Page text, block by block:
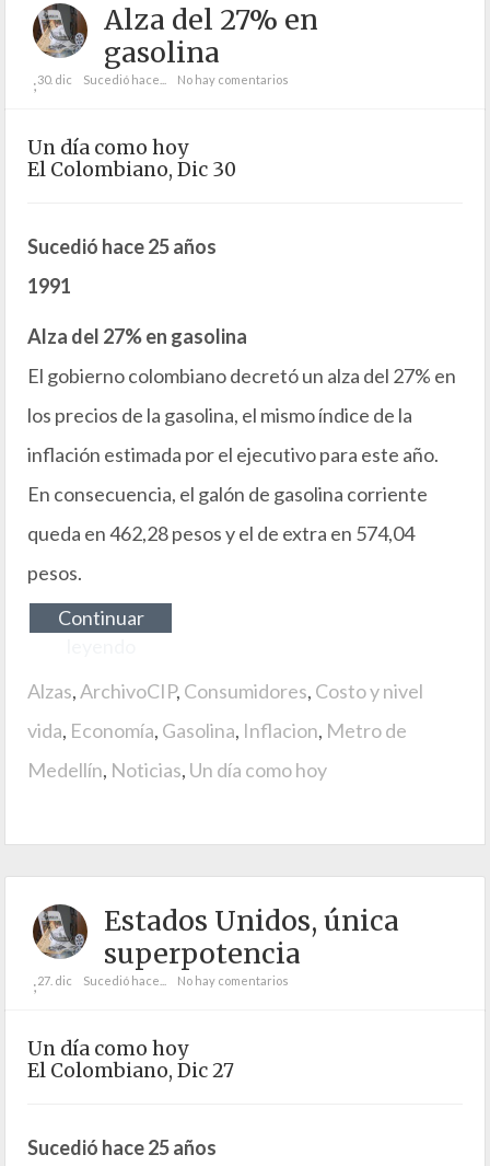
Alza del 27% en
gasolina
;30. dic Sucedió hace... No hay comentarios
Un día como hoy
El Colombiano, Dic 30
Sucedió hace 25 años
1991
Alza del 27% en gasolina
El gobierno colombiano decretó un alza del 27% en
los precios de la gasolina, el mismo índice de la
inflación estimada por el ejecutivo para este año.
En consecuencia, el galón de gasolina corriente
queda en 462,28 pesos y el de extra en 574,04
pesos.
Continuar
Alzas,ArchivoCIP, Consumidores, Costo y nivel
vida, Economía, Gasolina, Inflacion, Metro de
Medellín, Noticias, Un día como hoy
Estados Unidos, única
superpotencia
;27. dic Sucedió hace... No hay comentarios
Un día como hoy
El Colombiano, Dic 27
Sucedió hace 25 años